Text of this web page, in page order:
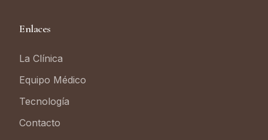
Enlaces
La Clínica
Equipo Médico
Tecnología
Contacto